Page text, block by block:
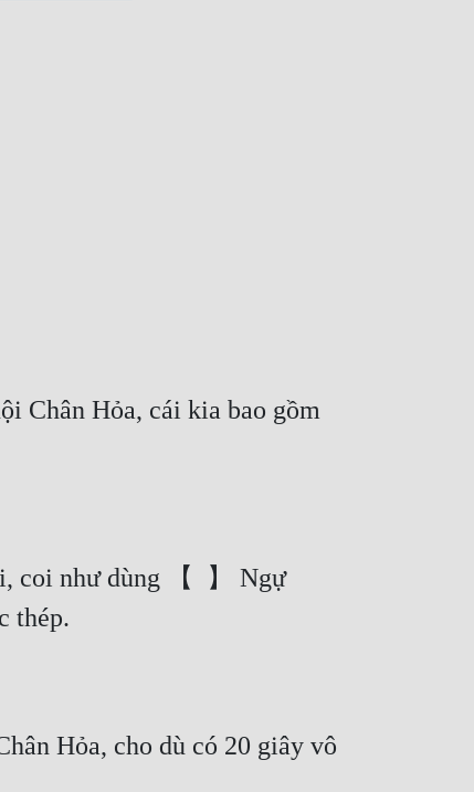
Chân Hỏa, cái kia bao gồm
coi như dùng 【  】 Ngự
thép.
Hỏa, cho dù có 20 giây vô